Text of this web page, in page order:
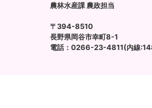
農林水産課 農政担当
〒394-8510
長野県岡谷市幸町8-1
電話：0266-23-4811(内線